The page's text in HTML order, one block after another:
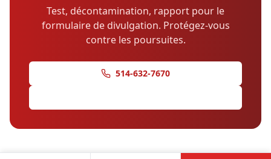
Test, décontamination, rapport pour le
formulaire de divulgation. Protégez-vous
contre les poursuites.
514-632-7670